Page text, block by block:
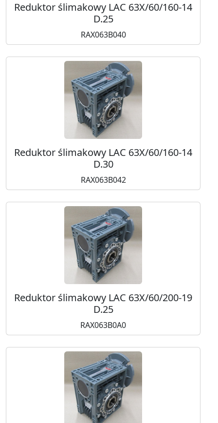
Reduktor ślimakowy LAC 63X/60/160-14
D.25
RAX063B040
Reduktor ślimakowy LAC 63X/60/160-14
D.30
RAX063B042
Reduktor ślimakowy LAC 63X/60/200-19
D.25
RAX063B0A0